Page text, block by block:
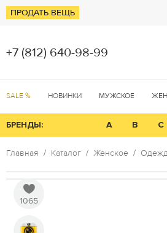
ПРОДАТЬ ВЕЩЬ
+7 (812) 640-98-99
SALE % НОВИНКИ МУЖСКОЕ
БРЕНДЫ: A B C
Главная Каталог Женское
1065